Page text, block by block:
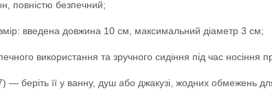
повністю безпечний;
введена довжина 10 см, максимальний діаметр 3 см;
використання та зручного сидіння під час носіння
— беріть її у ванну, душ або джакузі, жодних обмежень